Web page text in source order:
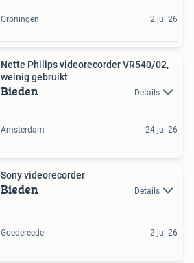
Groningen 2 jul 26
Nette Philips videorecorder VR540/02,
weinig gebruikt
Bieden Details
Amsterdam 24 jul 26
Sony videorecorder
Bieden Details
Goedereede 2 jul 26